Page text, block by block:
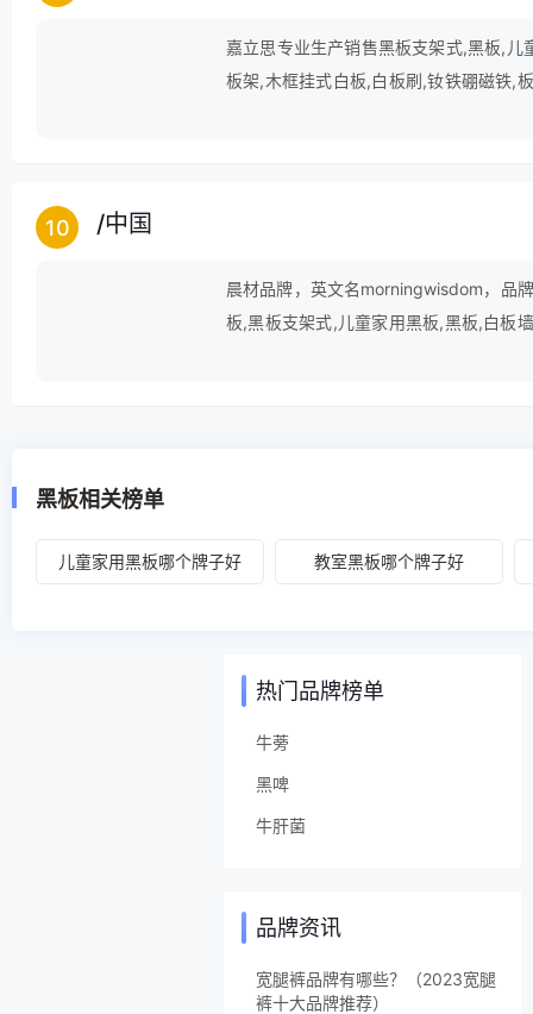
嘉立思专业生产销售黑板支架式,黑板,
板架,木框挂式白板,白板刷,钕铁硼磁铁,
10 /中国
晨材品牌，英文名morningwisdom，品
板,黑板支架式,儿童家用黑板,黑板,白板
黑板相关榜单
儿童家用黑板哪个牌子好 教室黑板哪个牌子好
热门品牌榜单
牛蒡
黑啤
牛肝菌
品牌资讯
宽腿裤品牌有哪些？（2023宽腿
裤十大品牌推荐）